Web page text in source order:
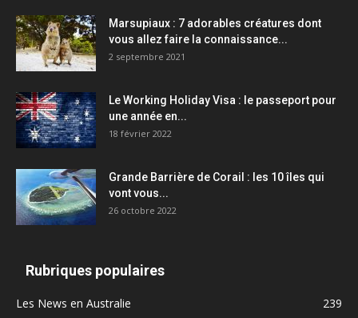
Marsupiaux : 7 adorables créatures dont
vous allez faire la connaissance...
2 septembre 2021
Le Working Holiday Visa : le passeport pour
une année en...
18 février 2022
Grande Barrière de Corail : les 10 îles qui
vont vous...
26 octobre 2022
Rubriques populaires
Les News en Australie
239